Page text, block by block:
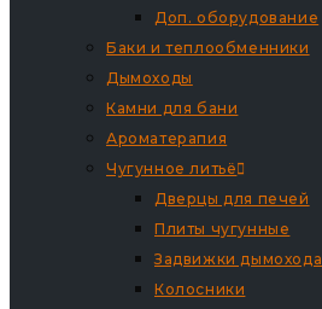
Доп. оборудование
Баки и теплообменники
Дымоходы
Камни для бани
Ароматерапия
Чугунное литьё
Дверцы для печей
Плиты чугунные
Задвижки дымохода
Колосники